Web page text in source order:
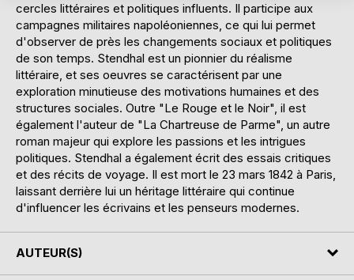
cercles littéraires et politiques influents. Il participe aux
campagnes militaires napoléoniennes, ce qui lui permet
d'observer de près les changements sociaux et politiques
de son temps. Stendhal est un pionnier du réalisme
littéraire, et ses oeuvres se caractérisent par une
exploration minutieuse des motivations humaines et des
structures sociales. Outre "Le Rouge et le Noir", il est
également l'auteur de "La Chartreuse de Parme", un autre
roman majeur qui explore les passions et les intrigues
politiques. Stendhal a également écrit des essais critiques
et des récits de voyage. Il est mort le 23 mars 1842 à Paris,
laissant derrière lui un héritage littéraire qui continue
d'influencer les écrivains et les penseurs modernes.
AUTEUR(S)